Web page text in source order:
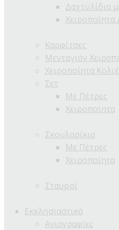
Δαχτυλίδια
Χειροποίητα
Καρφίτσες
Μενταγιόν
Χειροποίητα Κολιέ
Σετ
Με Πέτρες
Χειροποίητα
Σκουλαρίκια
Με Πέτρες
Χειροποίητα
Σταυροί
Εκκλησιαστικά
Αγιογραφίες